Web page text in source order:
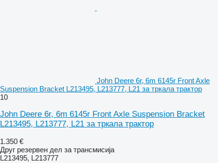
John Deere 6r, 6m 6145r Front Axle
Suspension Bracket L213495, L213777, L21 за тркала трактор
10
John Deere 6r, 6m 6145r Front Axle Suspension Bracket
L213495, L213777, L21 за тркала трактор
1.350 €
Друг резервен дел за трансмисија
L213495, L213777